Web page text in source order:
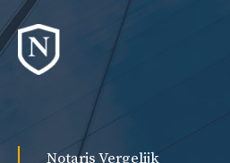
Notaris Vergelijk